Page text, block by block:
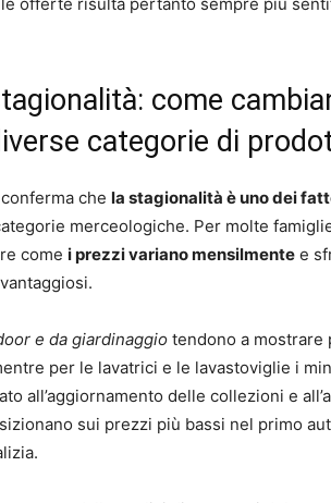
come
categorie di
che la stagionalità è uno dei
merceologiche. Per molte
come i prezzi variano mensilmente e
e da giardinaggio tendono a
per le lavatrici e le lavastoviglie i
all’aggiornamento delle collezioni e
sui prezzi più bassi nel primo